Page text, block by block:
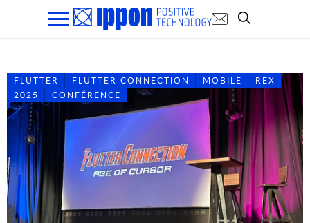
FLUTTER FLUTTER CONNECTION MOBILE
REX
2025
CONFÉRENCE